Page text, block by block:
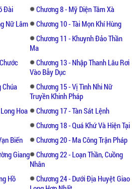
Đài
Chương 8 - Mỹ Diện Tâm Xà
Nữ Lâm
Chương 10 - Tài Mọn Khí Hùng
Chương 11 - Khuynh Đảo Thần
Ma
Chương 13 - Nhập Thanh Lâu Rơi
Vào Bẫy Dục
Chúa
Chương 15 - Vị Tình Nhi Nữ
Truyền Khinh Pháp
Hoa
Chương 17 - Tàn Sát Lệnh
Chương 18 - Quá Khứ Và Hiện Tại
Biến
Chương 20 - Ma Công Trận Pháp
Giang
Chương 22 - Loạn Thần, Cuồng
Nhân
Hồ
Chương 24 - Dưới Địa Huyệt Giao